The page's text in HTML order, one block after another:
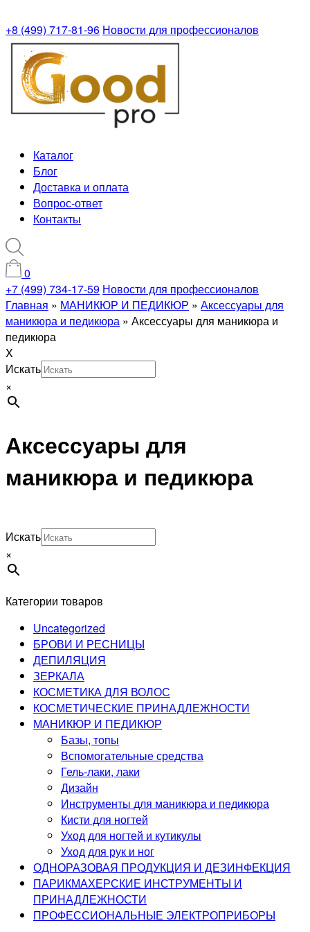
+8 (499) 717-81-96 Новости для профессионалов
Каталог
Блог
Доставка и оплата
Вопрос-ответ
Контакты
0
+7 (499) 734-17-59 Новости для профессионалов
Главная » МАНИКЮР И ПЕДИКЮР » Аксессуары для
маникюра и педикюра » Аксессуары для маникюра и
педикюра
X
Искать
×
Аксессуары для
маникюра и педикюра
Искать
×
Категории товаров
Uncategorized
БРОВИ И РЕСНИЦЫ
ДЕПИЛЯЦИЯ
ЗЕРКАЛА
КОСМЕТИКА ДЛЯ ВОЛОС
КОСМЕТИЧЕСКИЕ ПРИНАДЛЕЖНОСТИ
МАНИКЮР И ПЕДИКЮР
Базы, топы
Вспомогательные средства
Гель-лаки, лаки
Дизайн
Инструменты для маникюра и педикюра
Кисти для ногтей
Уход для ногтей и кутикулы
Уход для рук и ног
ОДНОРАЗОВАЯ ПРОДУКЦИЯ И ДЕЗИНФЕКЦИЯ
ПАРИКМАХЕРСКИЕ ИНСТРУМЕНТЫ И
ПРИНАДЛЕЖНОСТИ
ПРОФЕССИОНАЛЬНЫЕ ЭЛЕКТРОПРИБОРЫ